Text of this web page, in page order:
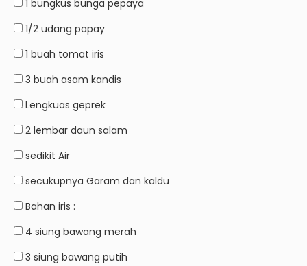
1 bungkus bunga pepaya
1/2 udang papay
1 buah tomat iris
3 buah asam kandis
Lengkuas geprek
2 lembar daun salam
sedikit Air
secukupnya Garam dan kaldu
Bahan iris :
4 siung bawang merah
3 siung bawang putih